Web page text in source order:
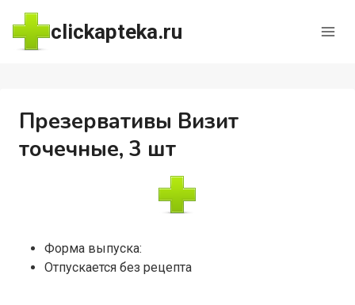
Перейти
содержимому
clickapteka.ru
Презервативы Визит
точечные, 3 шт
Форма выпуска:
Отпускается без рецепта